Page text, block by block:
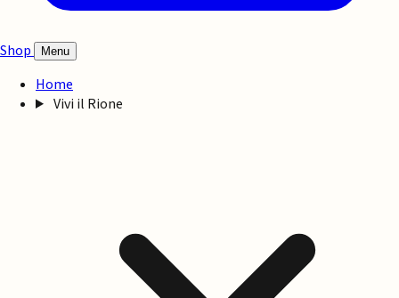
Shop Menu
Home
Vivi il Rione